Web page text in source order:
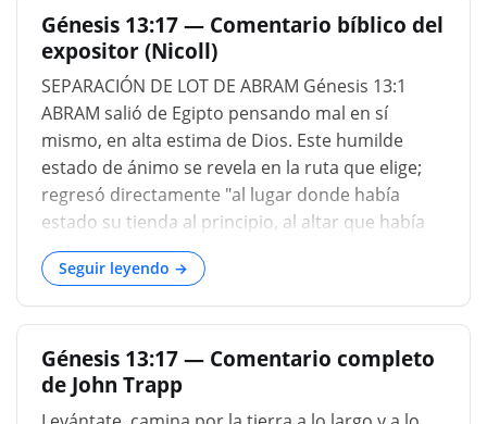
Génesis 13:17 — Comentario bíblico del
expositor (Nicoll)
SEPARACIÓN DE LOT DE ABRAM Génesis 13:1
ABRAM salió de Egipto pensando mal en sí
mismo, en alta estima de Dios. Este humilde
estado de ánimo se revela en la ruta que elige;
regresó directamente "al lugar donde había
estado su tienda al principio, al altar que había
hecho allí al principio". Con una sencillez infantil
parece reconocer que su visita a Egipto había
sido un error. Había ido allí suponiendo que
estaba arrojado sobre sus propios recursos y
que, para mantenerse a sí mismo y a sus
dependientes con vida, debía recurrir a la astucia
y la deshonestidad. Al volver sobre sus pasos y
Seguir leyendo →
Génesis 13:17 — Comentario completo
de John Trapp